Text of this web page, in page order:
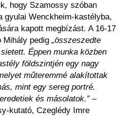
hogy Szamossy szóban
gyulai Wenckheim-kastélyba,
kapott megbízást. A 16-17
Mihály pedig „összeszedte
Éppen munka közben
földszintjén egy nagy
műteremmé alakítottak
mint egy sereg portré.
és másolatok.”–
kutató, Czeglédy Imre